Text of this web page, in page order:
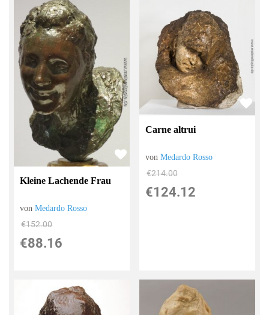
Kleine Lachende Frau
vonMedardo Rosso
€152.00
€88.16
Carne altrui
vonMedardo Rosso
€214.00
€124.12